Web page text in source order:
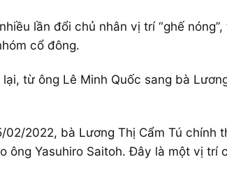
lần đổi chủ nhân vị trí “ghế
cổ đông.
từ ông Lê Minh Quốc sang bà
2022, bà Lương Thị Cẩm Tú
ông Yasuhiro Saitoh. Đây là một vị